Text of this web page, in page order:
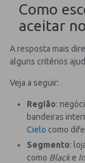
Como
aceitar
A resposta mais
alguns critérios
Veja a seguir:
Região:
bandeiras
Cielo como
Segmento:
como Blacke